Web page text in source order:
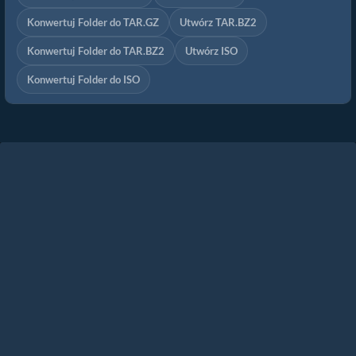
Konwertuj Folder do TAR.GZ Utwórz TAR.BZ2
Konwertuj Folder do TAR.BZ2 Utwórz ISO
Konwertuj Folder do ISO